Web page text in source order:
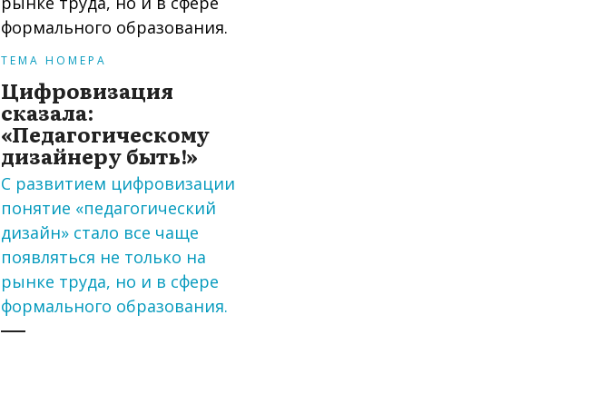
ТЕМА НОМЕРА
Цифровизация
сказала:
«Педагогическому
дизайнеру быть!»
С развитием цифровизации
понятие «педагогический
дизайн» стало все чаще
появляться не только на
рынке труда, но и в сфере
формального образования.